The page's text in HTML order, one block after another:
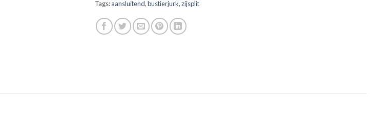
Tags:aansluitend,bustierjurk,zijsplit